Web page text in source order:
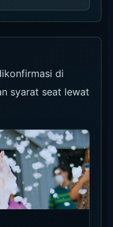
di
syarat seat lewat